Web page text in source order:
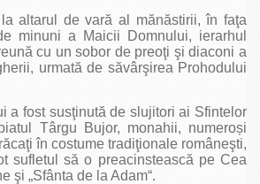
altarul de vară al mănăstirii, în faţa
minuni a Maicii Domnului, ierarhul
cu un sobor de preoţi şi diaconi a
urmată de săvârşirea Prohodului
a fost susţinută de slujitori ai Sfintelor
Târgu Bujor, monahii, numeroși
în costume tradiţionale româneşti,
sufletul să o preacinstească pe Cea
şi „Sfânta de la Adam“.